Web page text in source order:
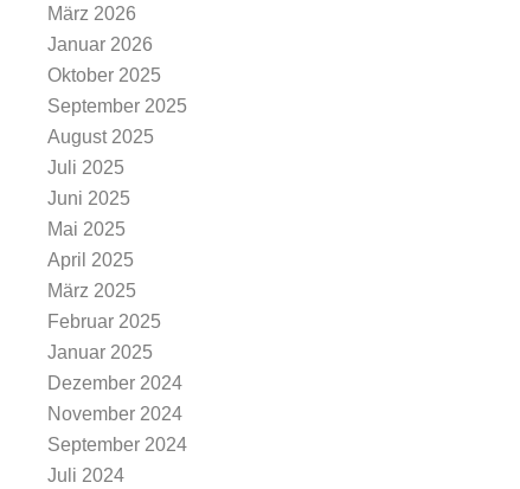
März 2026
Januar 2026
Oktober 2025
September 2025
August 2025
Juli 2025
Juni 2025
Mai 2025
April 2025
März 2025
Februar 2025
Januar 2025
Dezember 2024
November 2024
September 2024
Juli 2024